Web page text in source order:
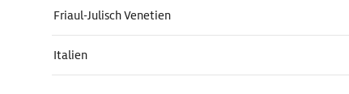
Friaul-Julisch Venetien
Italien